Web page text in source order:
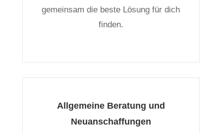
gemeinsam die beste Lösung für dich
finden.
Allgemeine Beratung und
Neuanschaffungen